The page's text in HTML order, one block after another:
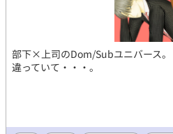
部下×上司のDom/Subユニバース
違っていて・・・。